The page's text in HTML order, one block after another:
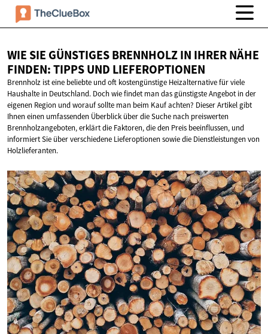
WIE SIE GÜNSTIGES BRENNHOLZ IN IHRER NÄHE
FINDEN: TIPPSUND LIEFEROPTIONEN
Brennholz ist eine beliebte und oft kostengünstige Heizalternative für viele
Haushalte in Deutschland. Doch wie findet man das günstigste Angebot in der
eigenen Region und worauf sollte man beim Kauf achten? Dieser Artikel gibt
Ihnen einen umfassenden Überblick über die Suche nach preiswerten
Brennholzangeboten, erklärt die Faktoren, die den Preis beeinflussen, und
informiert Sie über verschiedene Lieferoptionen sowie die Dienstleistungen von
Holzlieferanten.